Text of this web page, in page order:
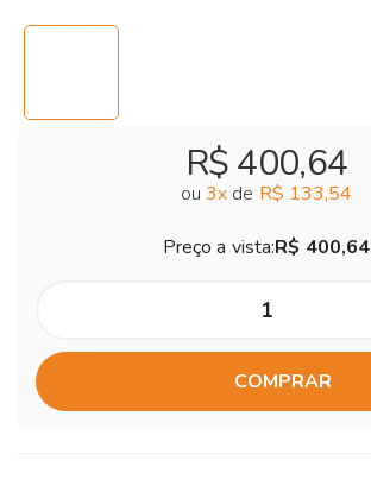
R$ 400,64
ou 3x de R$ 133,54
Preço a vista:R$ 400,64
COMPRAR